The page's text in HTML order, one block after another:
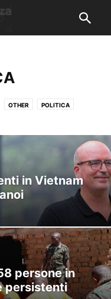
OTHER POLITICA
in Vietnam
persone in
persistenti